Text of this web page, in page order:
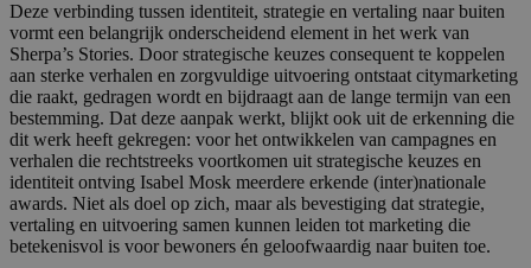
Deze verbinding tussen identiteit, strategie en vertaling naar buiten
vormt een belangrijk onderscheidend element in het werk van
Sherpa’s Stories. Door strategische keuzes consequent te koppelen
aan sterke verhalen en zorgvuldige uitvoering ontstaat citymarketing
die raakt, gedragen wordt en bijdraagt aan de lange termijn van een
bestemming. Dat deze aanpak werkt, blijkt ook uit de erkenning die
dit werk heeft gekregen: voor het ontwikkelen van campagnes en
verhalen die rechtstreeks voortkomen uit strategische keuzes en
identiteit ontving Isabel Mosk meerdere erkende (inter)nationale
awards. Niet als doel op zich, maar als bevestiging dat strategie,
vertaling en uitvoering samen kunnen leiden tot marketing die
betekenisvol is voor bewoners én geloofwaardig naar buiten toe.